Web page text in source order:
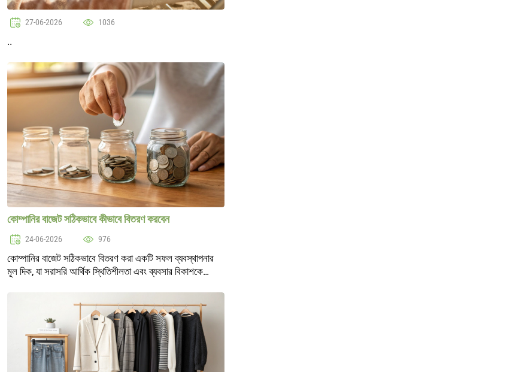
27-06-2026 1036
..
কোম্পানির বাজেট সঠিকভাবে কীভাবে বিতরণ করবেন
24-06-2026 976
কোম্পানির বাজেট সঠিকভাবে বিতরণ করা একটি সফল ব্যবস্থাপনার
মূল দিক, যা সরাসরি আর্থিক স্থিতিশীলতা এবং ব্যবসার বিকাশকে